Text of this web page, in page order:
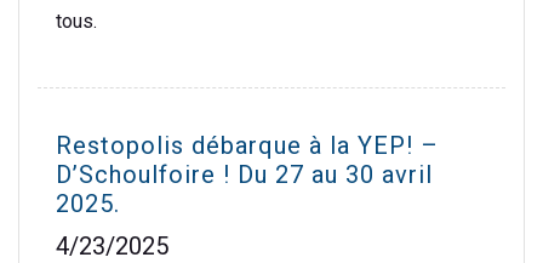
tous.
Restopolis débarque à la YEP! –
D’Schoulfoire ! Du 27 au 30 avril
2025.
4/23/2025